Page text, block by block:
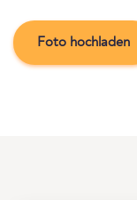
Foto hochladen